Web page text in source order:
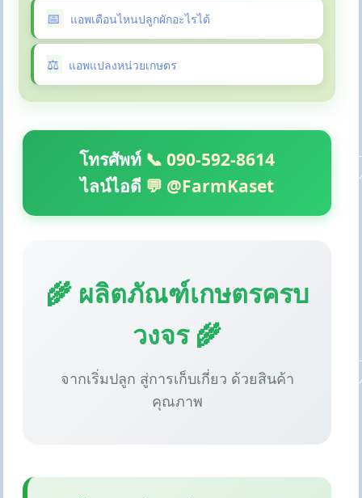
แอพเดือนไหนปลูกผักอะไรได้
แอพแปลงหน่วยเกษตร
โทรศัพท์ 📞 090-592-8614
ไลน์ไอดี 💬 @FarmKaset
🌾 ผลิตภัณฑ์เกษตรครบ
วงจร 🌾
จากเริ่มปลูก สู่การเก็บเกี่ยว ด้วยสินค้า
คุณภาพ